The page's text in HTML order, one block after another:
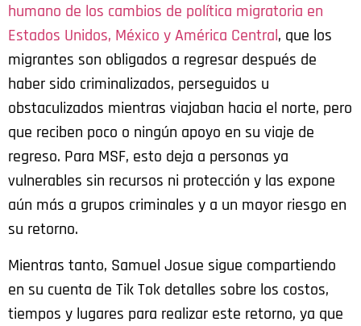
humano de los cambios de política migratoria en
Estados Unidos, México y América Central, que los
migrantes son obligados a regresar después de
haber sido criminalizados, perseguidos u
obstaculizados mientras viajaban hacia el norte, pero
que reciben poco o ningún apoyo en su viaje de
regreso. Para MSF, esto deja a personas ya
vulnerables sin recursos ni protección y las expone
aún más a grupos criminales y a un mayor riesgo en
su retorno.
Mientras tanto, Samuel Josue sigue compartiendo
en su cuenta de Tik Tok detalles sobre los costos,
tiempos y lugares para realizar este retorno, ya que